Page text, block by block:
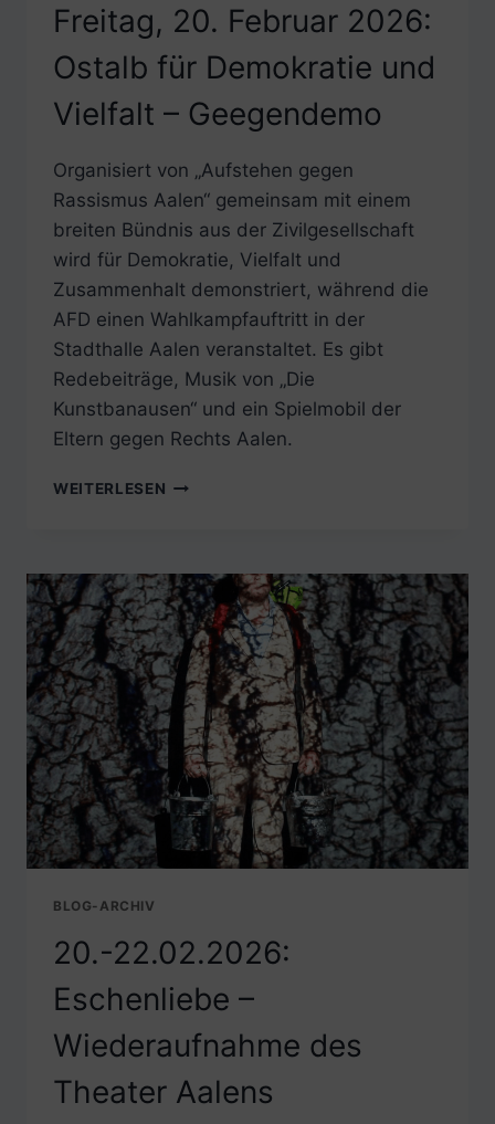
Freitag, 20. Februar 2026:
Ostalb für Demokratie und
Vielfalt – Geegendemo
Organisiert von „Aufstehen gegen
Rassismus Aalen“ gemeinsam mit einem
breiten Bündnis aus der Zivilgesellschaft
wird für Demokratie, Vielfalt und
Zusammenhalt demonstriert, während die
AFD einen Wahlkampfauftritt in der
Stadthalle Aalen veranstaltet. Es gibt
Redebeiträge, Musik von „Die
Kunstbanausen“ und ein Spielmobil der
Eltern gegen Rechts Aalen.
WEITERLESEN FREITAG,
OSTALB
FÜR
DEMOKRATIE
UND
VIELFALT
–
GEEGENDEMO
BLOG-ARCHIV
20.-22.02.2026:
Eschenliebe –
Wiederaufnahme des
Theater Aalens